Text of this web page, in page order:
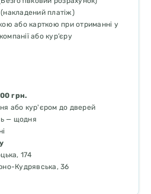
платіж)
або карткою при отриманні у
або кур’єру
грн.
або кур'єром до дверей
— щодня
174
Кудрявська, 36